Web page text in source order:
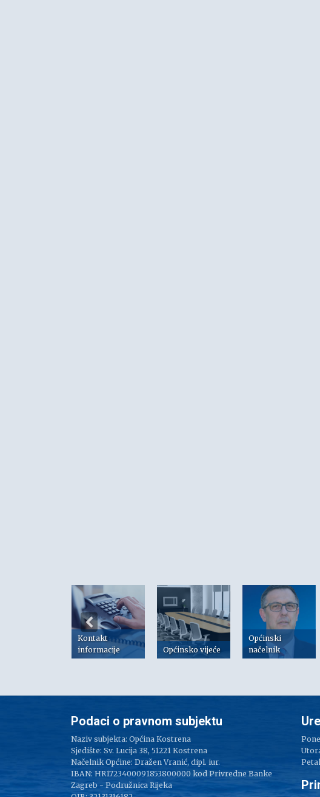
Kontakt
informacije
Općinsko vijeće
Općinski
načelnik
Podaci o pravnom subjektu
Naziv subjekta: Općina Kostrena
Sjedište: Sv. Lucija 38, 51221 Kostrena
Načelnik Općine: Dražen Vranić, dipl. iur.
IBAN: HR1723400091853800000 kod Privredne Banke
Zagreb - Podružnica Rijeka